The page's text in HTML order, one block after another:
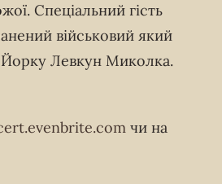
Спеціальний гість
військовий який
Йорку Левкун Миколка.
чи на